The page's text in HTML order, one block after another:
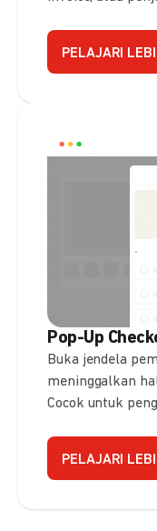
PELAJARI
Pop-Up
Buka jendela
meninggalkan
Cocok untuk
PELAJARI